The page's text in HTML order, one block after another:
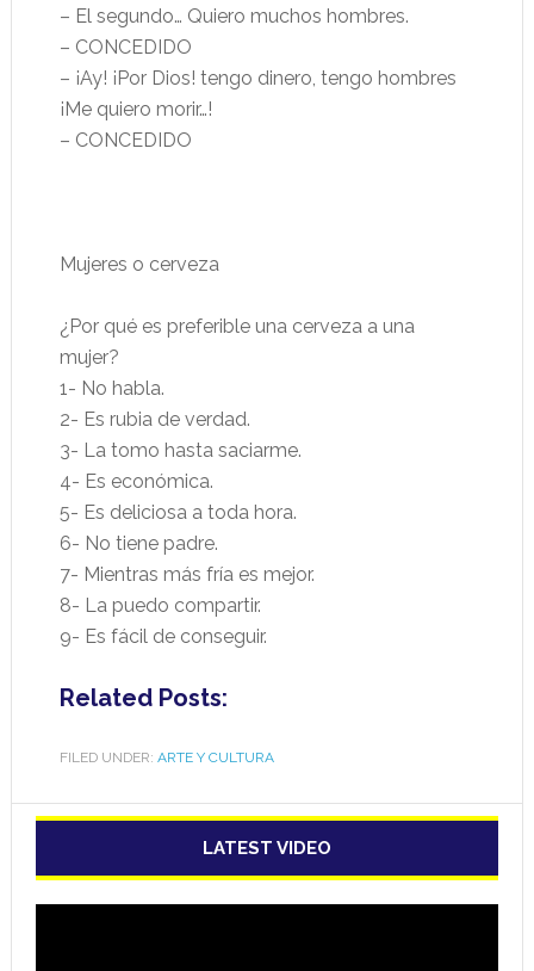
– El segundo… Quiero muchos hombres.
– CONCEDIDO
– ¡Ay! ¡Por Dios! tengo dinero, tengo hombres
¡Me quiero morir…!
– CONCEDIDO
Mujeres o cerveza
¿Por qué es preferible una cerveza a una
mujer?
1- No habla.
2- Es rubia de verdad.
3- La tomo hasta saciarme.
4- Es económica.
5- Es deliciosa a toda hora.
6- No tiene padre.
7- Mientras más fría es mejor.
8- La puedo compartir.
9- Es fácil de conseguir.
Related Posts:
FILED UNDER: ARTE Y CULTURA
LATEST VIDEO